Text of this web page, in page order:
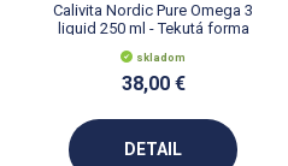
Calivita Nordic Pure Omega 3
liquid 250 ml - Tekutá forma
Omega 3
skladom
38,00 €
DETAIL